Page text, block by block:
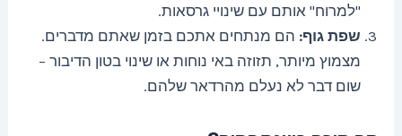
"למרוח" אותם עם שינויי גרסאות.
שפת גוף: הם מנתחים אתכם בזמן שאתם מדברים.
מצמוץ מיותר, תזוזה באי נוחות או שינוי בטון הדיבור –
שום דבר לא נעלם מהרדאר שלהם.